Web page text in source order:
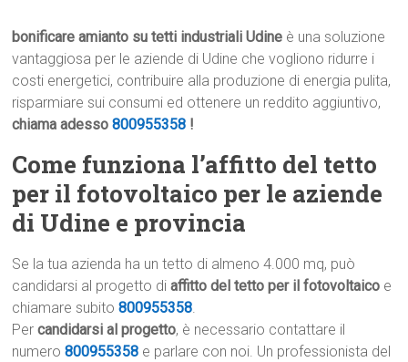
bonificare amianto su tetti industriali Udine è una soluzione
vantaggiosa per le aziende di Udine che vogliono ridurre i
costi energetici, contribuire alla produzione di energia pulita,
risparmiare sui consumi ed ottenere un reddito aggiuntivo,
chiama adesso800955358 !
Come funziona l’affitto del tetto
per il fotovoltaico per le aziende
di Udine e provincia
Se la tua azienda ha un tetto di almeno 4.000 mq, può
candidarsi al progetto diaffitto del tetto per il fotovoltaico e
chiamare subito800955358.
Percandidarsi al progetto, è necessario contattare il
numero800955358 e parlare con noi. Un professionista del